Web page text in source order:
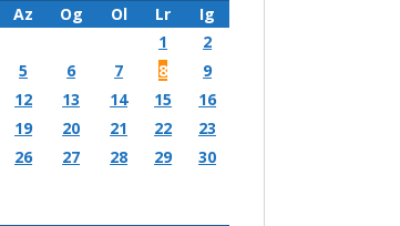
Az Og Ol Lr
Ig
1
2
5 6 7 8
9
12 13 14 15
16
19 20 21 22
23
26 27 28 29
30